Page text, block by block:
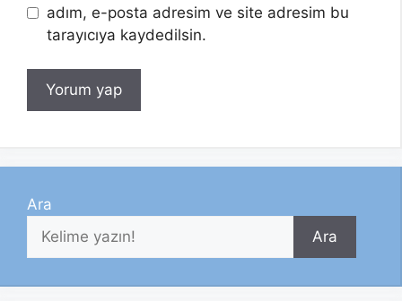
adım, e-posta adresim ve site adresim bu
tarayıcıya kaydedilsin.
Ara
Ara